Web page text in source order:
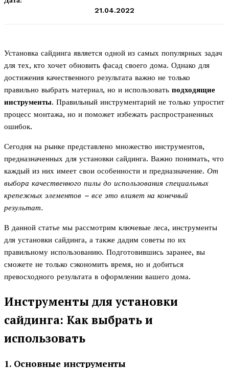
21.04.2022
Установка сайдинга является одной из самых популярных задач
для тех, кто хочет обновить фасад своего дома. Однако для
достижения качественного результата важно не только
правильно выбрать материал, но и использовать подходящие
инструменты. Правильный инструментарий не только упростит
процесс монтажа, но и поможет избежать распространенных
ошибок.
Сегодня на рынке представлено множество инструментов,
предназначенных для установки сайдинга. Важно понимать, что
каждый из них имеет свои особенности и предназначение. От
выбора качественного пилы до использования специальных
крепежных элементов – все это влияет на конечный
результат.
В данной статье мы рассмотрим ключевые леса, инструменты
для установки сайдинга, а также дадим советы по их
правильному использованию. Подготовившись заранее, вы
сможете не только сэкономить время, но и добиться
превосходного результата в оформлении вашего дома.
Инструменты для установки
сайдинга: Как выбрать и
использовать
1. Основные инструменты